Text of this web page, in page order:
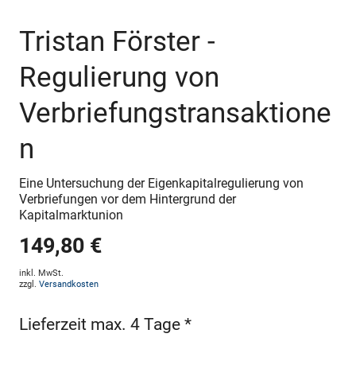
Tristan Förster -
Regulierung von
Verbriefungstransaktione
n
Eine Untersuchung der Eigenkapitalregulierung von
Verbriefungen vor dem Hintergrund der
Kapitalmarktunion
149,80 €
inkl. MwSt.
zzgl. Versandkosten
Lieferzeit max. 4 Tage *